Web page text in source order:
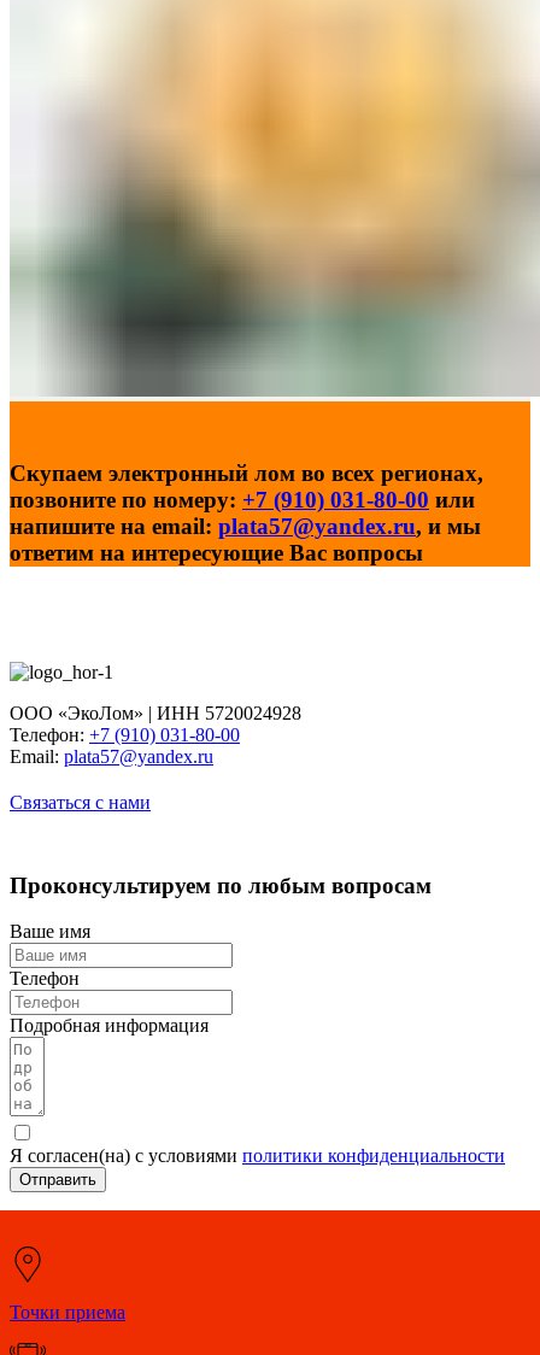
Скупаем электронный лом во всех регионах,
позвоните по номеру: +7 (910) 031-80-00 или
напишите на email: plata57@yandex.ru, и мы
ответим на интересующие Вас вопросы
ООО «ЭкоЛом» | ИНН 5720024928
Телефон: +7 (910) 031-80-00
Email: plata57@yandex.ru
Связаться с нами
Проконсультируем по любым вопросам
Ваше имя
Телефон
Подробная информация
Я согласен(на) с условиями политики конфиденциальности
Отправить
Точки приема